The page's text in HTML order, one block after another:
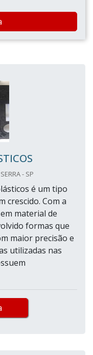
- SP
é um tipo
crescido. Com a
material de
formas que
maior precisão e
utilizadas nas